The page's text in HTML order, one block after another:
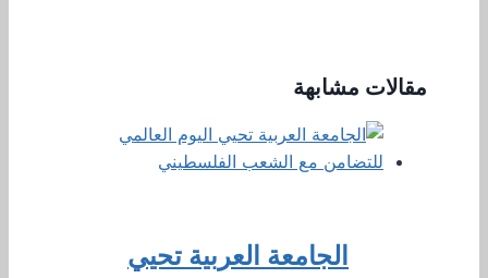
مقالات مشابهة
الجامعة العربية تحيي